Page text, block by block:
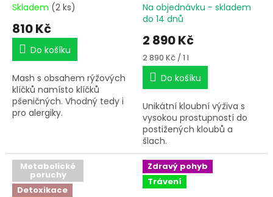
Skladem (2 ks)
810 Kč
Do košíku
Mash s obsahem rýžových
klíčků namísto klíčků
pšeničných. Vhodný tedy i
pro alergiky.
Na objednávku - skladem
do 14 dnů
2 890 Kč
Měrná
cena:
2 890 Kč / 1 l
Do košíku
Unikátní kloubní výživa s
vysokou prostupností do
postižených kloubů a
šlach.
Metabolické
poruchy
Detoxikace
Zdravý pohyb
Trávení